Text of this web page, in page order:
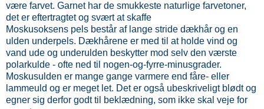
være farvet. Garnet har de smukkeste naturlige farvetoner,
det er eftertragtet og svært at skaffe
Moskusoksens pels består af lange stride dækhår og en
ulden underpels. Dækhårene er med til at holde vind og
vand ude og underulden beskytter mod selv den værste
polarkulde - ofte ned til nogen-og-fyrre-minusgrader.
Moskusulden er mange gange varmere end fåre- eller
lammeuld og er meget let. Det er også ubeskriveligt blødt og
egner sig derfor godt til beklædning, som ikke skal veje for